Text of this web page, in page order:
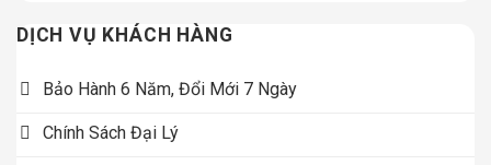
DỊCH VỤ KHÁCH HÀNG
Bảo Hành 6 Năm, Đổi Mới 7 Ngày
Chính Sách Đại Lý